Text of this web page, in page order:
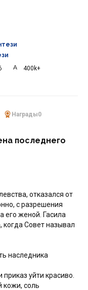
400k+
Награды0
последнего
отказался от
с разрешения
его женой. Гасила
когда Совет называл
наследника
уйти красиво.
кожи, соль